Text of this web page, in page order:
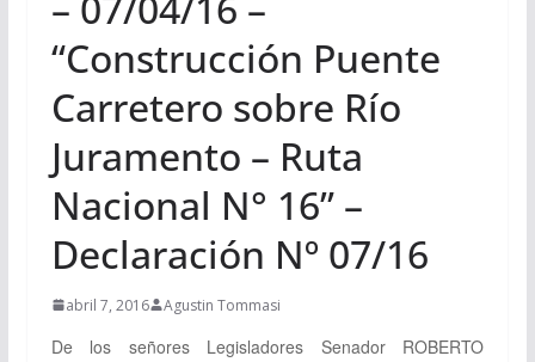
“Construcción Puente
Carretero sobre Río
Juramento – Ruta
Nacional N° 16” –
Declaración Nº 07/16
abril 7, 2016 Agustin Tommasi
De los señores Legisladores Senador ROBERTO